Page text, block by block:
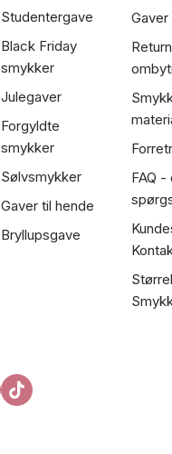
Studentergave
Black Friday
smykker
Julegaver
Forgyldte
smykker
Sølvsmykker
Gaver til hende
Bryllupsgave
FAQ